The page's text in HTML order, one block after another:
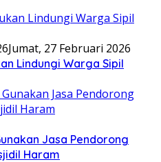
Jumat, 27 Februari 2026
Lindungi Warga Sipil
Jasa Pendorong
Haram